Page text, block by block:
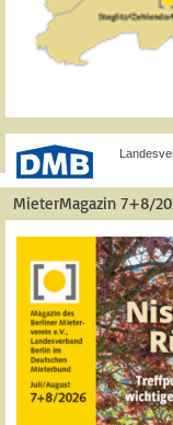
MieterMagazin 7+8/